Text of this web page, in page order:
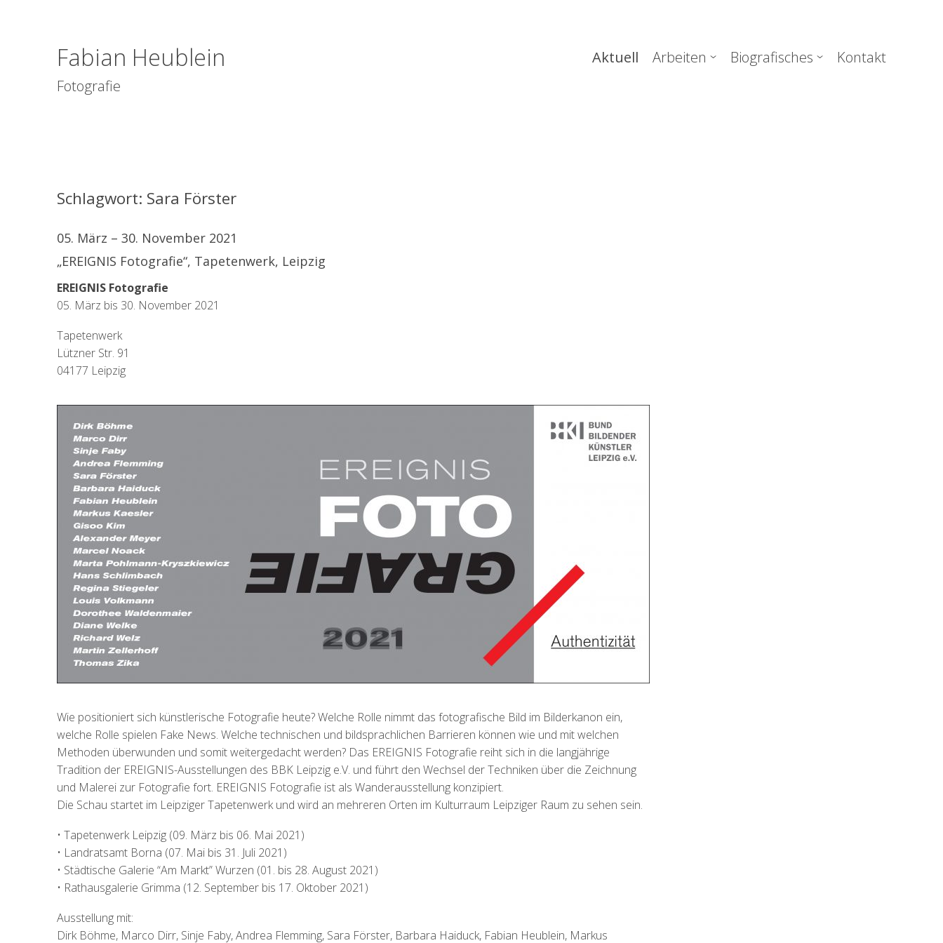
Fabian Heublein
Fotografie
Hauptnavigation
Aktuell Arbeiten Biografisches Kontakt
Schlagwort: Sara Förster
05. März – 30. November 2021
„EREIGNIS Fotografie“, Tapetenwerk, Leipzig
EREIGNIS Fotografie
05. März bis 30. November 2021
Tapetenwerk
Lützner Str. 91
04177 Leipzig
Wie positioniert sich künstlerische Fotografie heute? Welche Rolle nimmt das fotografische Bild im Bilderkanon ein,
welche Rolle spielen Fake News. Welche technischen und bildsprachlichen Barrieren können wie und mit welchen
Methoden überwunden und somit weitergedacht werden? Das EREIGNIS Fotografie reiht sich in die langjährige
Tradition der EREIGNIS-Ausstellungen des BBK Leipzig e.V. und führt den Wechsel der Techniken über die Zeichnung
und Malerei zur Fotografie fort. EREIGNIS Fotografie ist als Wanderausstellung konzipiert.
Die Schau startet im Leipziger Tapetenwerk und wird an mehreren Orten im Kulturraum Leipziger Raum zu sehen sein.
• Tapetenwerk Leipzig (09. März bis 06. Mai 2021)
• Landratsamt Borna (07. Mai bis 31. Juli 2021)
• Städtische Galerie “Am Markt” Wurzen (01. bis 28. August 2021)
• Rathausgalerie Grimma (12. September bis 17. Oktober 2021)
Ausstellung mit:
Dirk Böhme, Marco Dirr, Sinje Faby, Andrea Flemming, Sara Förster, Barbara Haiduck, Fabian Heublein, Markus